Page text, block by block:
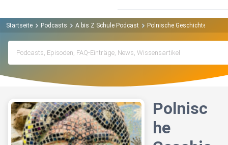
Startseite Podcasts A bis Z Schule Podcast Polnische Geschichte in
Polnisc
he